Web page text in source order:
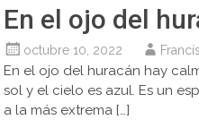
En el ojo del
octubre 10, 2022
En el ojo del huracán hay
sol y el cielo es azul. Es un
a la más extrema […]